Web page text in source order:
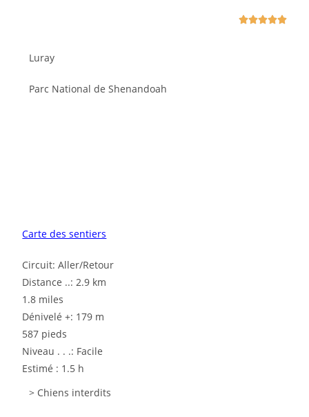

Luray
Parc National de Shenandoah
Carte des sentiers
Circuit: Aller/Retour
Distance ..: 2.9 km
1.8 miles
Dénivelé +: 179 m
587 pieds
Niveau . . .: Facile
Estimé : 1.5 h
> Chiens interdits